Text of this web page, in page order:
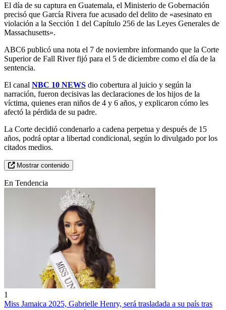
El día de su captura en Guatemala, el Ministerio de Gobernación
precisó que García Rivera fue acusado del delito de «asesinato en
violación a la Sección 1 del Capítulo 256 de las Leyes Generales de
Massachusetts».
ABC6 publicó una nota el 7 de noviembre informando que la Corte
Superior de Fall River fijó para el 5 de diciembre como el día de la
sentencia.
El canal NBC 10 NEWS dio cobertura al juicio y según la
narración, fueron decisivas las declaraciones de los hijos de la
víctima, quienes eran niños de 4 y 6 años, y explicaron cómo les
afectó la pérdida de su padre.
La Corte decidió condenarlo a cadena perpetua y después de 15
años, podrá optar a libertad condicional, según lo divulgado por los
citados medios.
Mostrar contenido
En Tendencia
1
Miss Jamaica 2025, Gabrielle Henry, será trasladada a su país tras